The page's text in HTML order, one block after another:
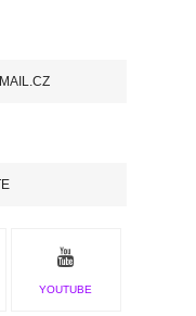
YOUTUBE